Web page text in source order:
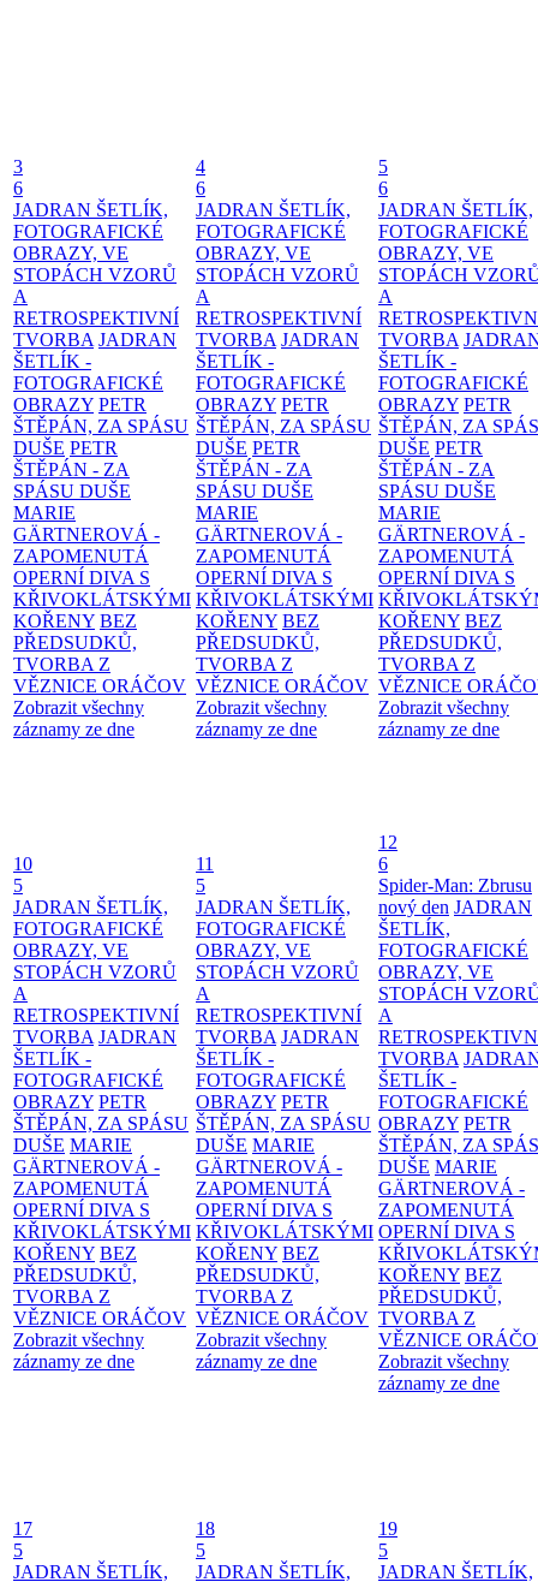
3
6
JADRAN ŠETLÍK,
FOTOGRAFICKÉ
OBRAZY, VE
STOPÁCH VZORŮ
A
RETROSPEKTIVNÍ
TVORBA JADRAN
ŠETLÍK -
FOTOGRAFICKÉ
OBRAZY PETR
ŠTĚPÁN, ZA SPÁSU
DUŠE PETR
ŠTĚPÁN - ZA
SPÁSU DUŠE
MARIE
GÄRTNEROVÁ -
ZAPOMENUTÁ
OPERNÍ DIVA S
KŘIVOKLÁTSKÝMI
KOŘENY BEZ
PŘEDSUDKŮ,
TVORBA Z
VĚZNICE ORÁČOV
Zobrazit všechny
záznamy ze dne
4
6
JADRAN ŠETLÍK,
FOTOGRAFICKÉ
OBRAZY, VE
STOPÁCH VZORŮ
A
RETROSPEKTIVNÍ
TVORBA JADRAN
ŠETLÍK -
FOTOGRAFICKÉ
OBRAZY PETR
ŠTĚPÁN, ZA SPÁSU
DUŠE PETR
ŠTĚPÁN - ZA
SPÁSU DUŠE
MARIE
GÄRTNEROVÁ -
ZAPOMENUTÁ
OPERNÍ DIVA S
KŘIVOKLÁTSKÝMI
KOŘENY BEZ
PŘEDSUDKŮ,
TVORBA Z
VĚZNICE ORÁČOV
Zobrazit všechny
záznamy ze dne
5
6
JADRAN ŠETLÍK,
FOTOGRAFICKÉ
OBRAZY, VE
STOPÁCH
A
TVORBA
ŠETLÍK -
FOTOGRAFICKÉ
OBRAZY PETR
ŠTĚPÁN, ZA
DUŠE PETR
ŠTĚPÁN - ZA
SPÁSU DUŠE
MARIE
GÄRTNEROVÁ -
ZAPOMENUTÁ
OPERNÍ DIVA S
KOŘENY BEZ
PŘEDSUDKŮ,
TVORBA Z
VĚZNICE
Zobrazit všechny
záznamy ze dne
10
5
JADRAN ŠETLÍK,
FOTOGRAFICKÉ
OBRAZY, VE
STOPÁCH VZORŮ
A
RETROSPEKTIVNÍ
TVORBA JADRAN
ŠETLÍK -
FOTOGRAFICKÉ
OBRAZY PETR
ŠTĚPÁN, ZA SPÁSU
DUŠE MARIE
GÄRTNEROVÁ -
ZAPOMENUTÁ
OPERNÍ DIVA S
KŘIVOKLÁTSKÝMI
KOŘENY BEZ
PŘEDSUDKŮ,
TVORBA Z
VĚZNICE ORÁČOV
Zobrazit všechny
záznamy ze dne
11
5
JADRAN ŠETLÍK,
FOTOGRAFICKÉ
OBRAZY, VE
STOPÁCH VZORŮ
A
RETROSPEKTIVNÍ
TVORBA JADRAN
ŠETLÍK -
FOTOGRAFICKÉ
OBRAZY PETR
ŠTĚPÁN, ZA SPÁSU
DUŠE MARIE
GÄRTNEROVÁ -
ZAPOMENUTÁ
OPERNÍ DIVA S
KŘIVOKLÁTSKÝMI
KOŘENY BEZ
PŘEDSUDKŮ,
TVORBA Z
VĚZNICE ORÁČOV
Zobrazit všechny
záznamy ze dne
12
6
Spider-Man: Zbrusu
nový den JADRAN
ŠETLÍK,
FOTOGRAFICKÉ
OBRAZY, VE
STOPÁCH
A
TVORBA
ŠETLÍK -
FOTOGRAFICKÉ
OBRAZY PETR
ŠTĚPÁN, ZA
DUŠE MARIE
GÄRTNEROVÁ -
ZAPOMENUTÁ
OPERNÍ DIVA S
KOŘENY BEZ
PŘEDSUDKŮ,
TVORBA Z
VĚZNICE
Zobrazit všechny
záznamy ze dne
17
5
JADRAN ŠETLÍK,
18
5
JADRAN ŠETLÍK,
19
5
JADRAN ŠETLÍK,